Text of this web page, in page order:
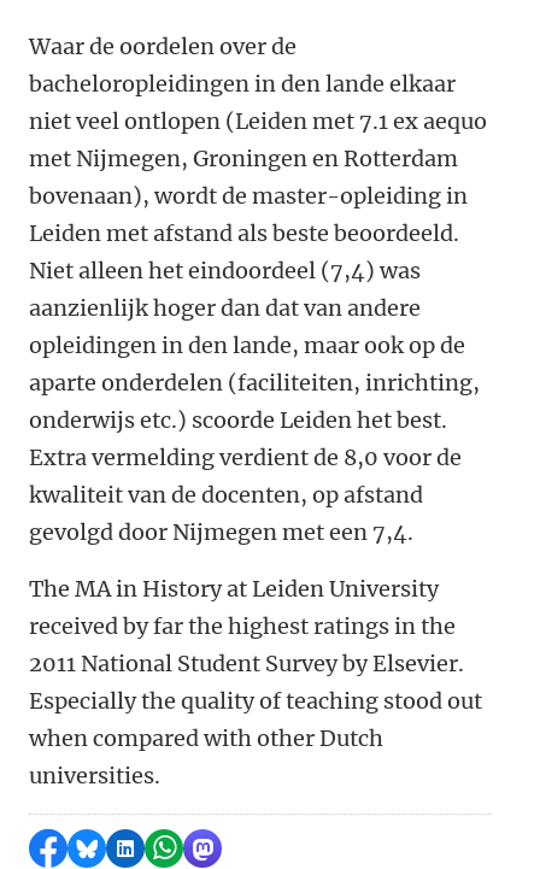
Waar de oordelen over de
bacheloropleidingen in den lande elkaar
niet veel ontlopen (Leiden met 7.1 ex aequo
met Nijmegen, Groningen en Rotterdam
bovenaan), wordt de master-opleiding in
Leiden met afstand als beste beoordeeld.
Niet alleen het eindoordeel (7,4) was
aanzienlijk hoger dan dat van andere
opleidingen in den lande, maar ook op de
aparte onderdelen (faciliteiten, inrichting,
onderwijs etc.) scoorde Leiden het best.
Extra vermelding verdient de 8,0 voor de
kwaliteit van de docenten, op afstand
gevolgd door Nijmegen met een 7,4.
The MA in History at Leiden University
received by far the highest ratings in the
2011 National Student Survey by Elsevier.
Especially the quality of teaching stood out
when compared with other Dutch
universities.
Delen op Facebook
Delen via Bluesky
Delen op LinkedIn
Delen via WhatsApp
Delen via Mastodon